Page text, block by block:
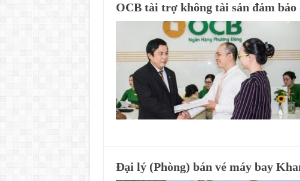
OCB tài trợ không tài sản đảm
Đại lý (Phòng) bán vé máy bay